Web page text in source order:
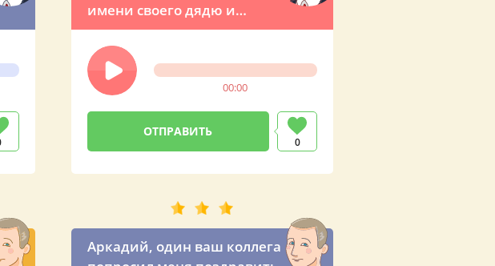
имени своего дядю и
позвонить ему на День
рожденья по телефону
00:00
0
Аркадий, один ваш коллега